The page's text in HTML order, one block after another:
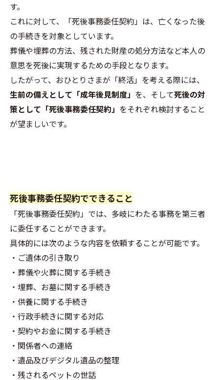
す。
これに対して、「死後事務委任契約」は、亡くなった後
の手続きを対象としています。
葬儀や埋葬の方法、残された財産の処分方法など本人の
意思を死後に実現するための手段となります。
したがって、おひとりさまが「終活」を考える際には、
生前の備えとして「成年後見制度」 を、そして死後の対
策として「死後事務委任契約」 をそれぞれ検討すること
が望ましいです。
死後事務委任契約でできること
「死後事務委任契約」では、多岐にわたる事務を第三者
に委任することができます。
具体的には次のような内容を依頼することが可能です。
・ご遺体の引き取り
・葬儀や火葬に関する手続き
・埋葬、お墓に関する手続き
・供養に関する手続き
・行政手続きに関する対応
・契約やお金に関する手続き
・関係者への連絡
・遺品及びデジタル遺品の整理
・残されるペットの世話